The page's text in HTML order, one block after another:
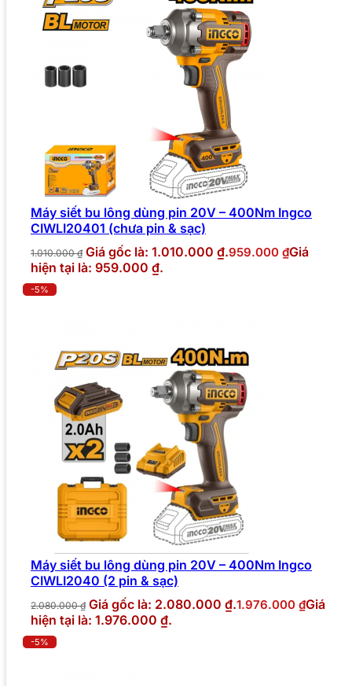
Máy siết bu lông dùng pin 20V – 400Nm Ingco
CIWLI20401 (chưa pin & sạc)
1.010.000₫ Giá gốc là: 1.010.000 ₫.959.000 ₫Giá
hiện tại là: 959.000 ₫.
-5%
Máy siết bu lông dùng pin 20V – 400Nm Ingco
CIWLI2040 (2 pin & sạc)
2.080.000₫ Giá gốc là: 2.080.000 ₫.1.976.000 ₫Giá
hiện tại là: 1.976.000 ₫.
-5%